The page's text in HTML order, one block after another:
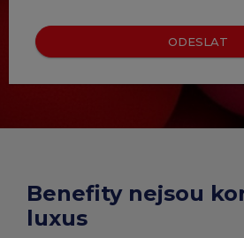
ODESLAT
Benefity nejsou
luxus